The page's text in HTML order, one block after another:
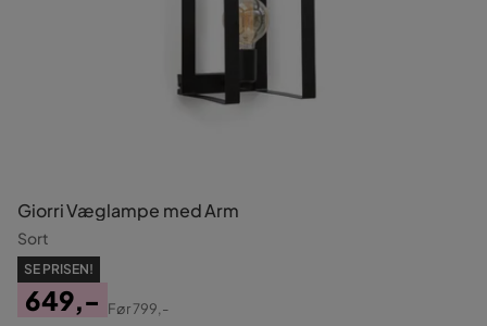
Giorri Væglampe med Arm
Sort
SE PRISEN!
649,-
Før799,-